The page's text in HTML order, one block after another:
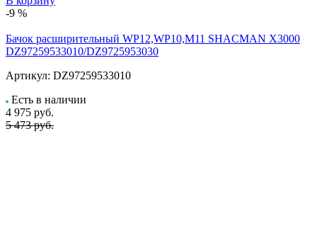
-9 %
Бачок расширительный WP12,WP10,M11 SHACMAN X3000
DZ97259533010/DZ9725953030
Артикул: DZ97259533010
Есть в наличии
4 975 руб.
5 473 руб.